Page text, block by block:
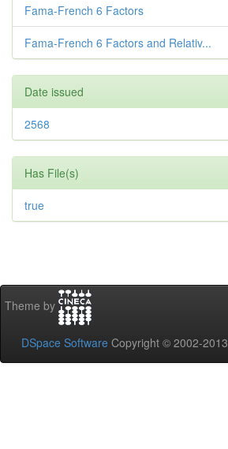
Fama-French 6 Factors
Fama-French 6 Factors and Relativ...
Date issued
2568
Has File(s)
true
Theme by
DSpace Software Copyright © 2002-2013